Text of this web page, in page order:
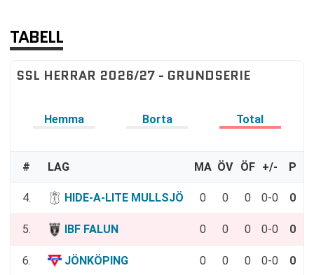
TABELL
SSL HERRAR 2026/27 - GRUNDSERIE
Hemma Borta Total
# LAG MA ÖV ÖF +/- P
4. HIDE-A-LITE MULLSJÖ 0 0 0 0-0 0
5. IBF FALUN 0 0 0 0-0 0
6. JÖNKÖPING 0 0 0 0-0 0